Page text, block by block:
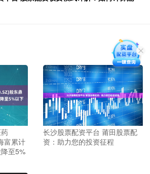
富累计
至5%
长沙股票配资平台 莆田股票配
资：助力您的投资征程